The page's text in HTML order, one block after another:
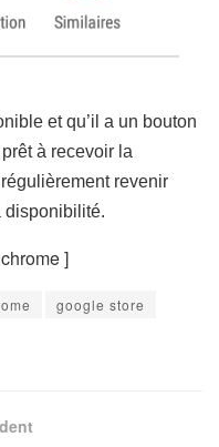
et qu’il a un bouton
à recevoir la
revenir
disponibilité.
]
google store